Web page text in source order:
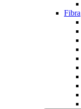
Fibra